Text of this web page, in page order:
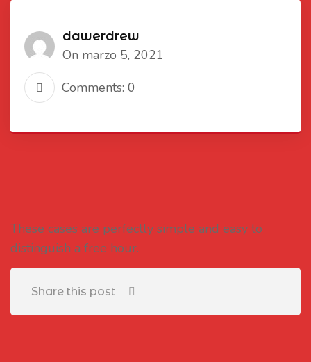
dawerdrew
On marzo 5, 2021
Comments: 0
These cases are perfectly simple and easy to
distinguish a free hour.
Share this post